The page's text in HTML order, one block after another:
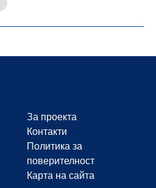
За проекта
Контакти
Политика за
поверителност
Карта на сайта